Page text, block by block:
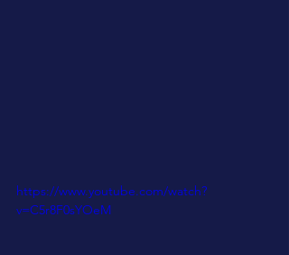
https://www.youtube.com/watch?
v=C5r8F0sYOeM